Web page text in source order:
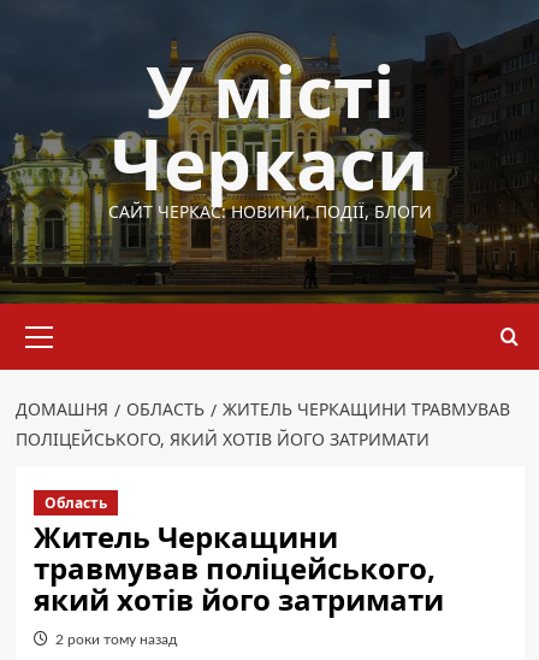
У місті
Черкаси
САЙТ ЧЕРКАС: НОВИНИ, ПОДІЇ, БЛОГИ
меню
ДОМАШНЯ ОБЛАСТЬ
ЖИТЕЛЬ ЧЕРКАЩИНИ ТРАВМУВАВ
ПОЛІЦЕЙСЬКОГО, ЯКИЙ ХОТІВ ЙОГО ЗАТРИМАТИ
Область
Житель Черкащини
травмував поліцейського,
який хотів його затримати
2 роки тому назад